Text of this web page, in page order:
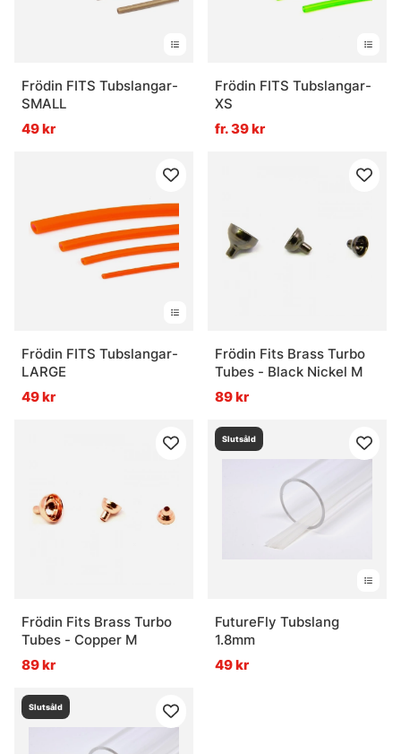
Frödin FITS Tubslangar-
SMALL
49 kr
Frödin FITS Tubslangar-
XS
fr. 39 kr
Frödin FITS Tubslangar-
LARGE
49 kr
Frödin Fits Brass Turbo
Tubes - Black Nickel M
89 kr
Frödin Fits Brass Turbo
Tubes - Copper M
89 kr
Slutsåld
FutureFly Tubslang
1.8mm
49 kr
Slutsåld